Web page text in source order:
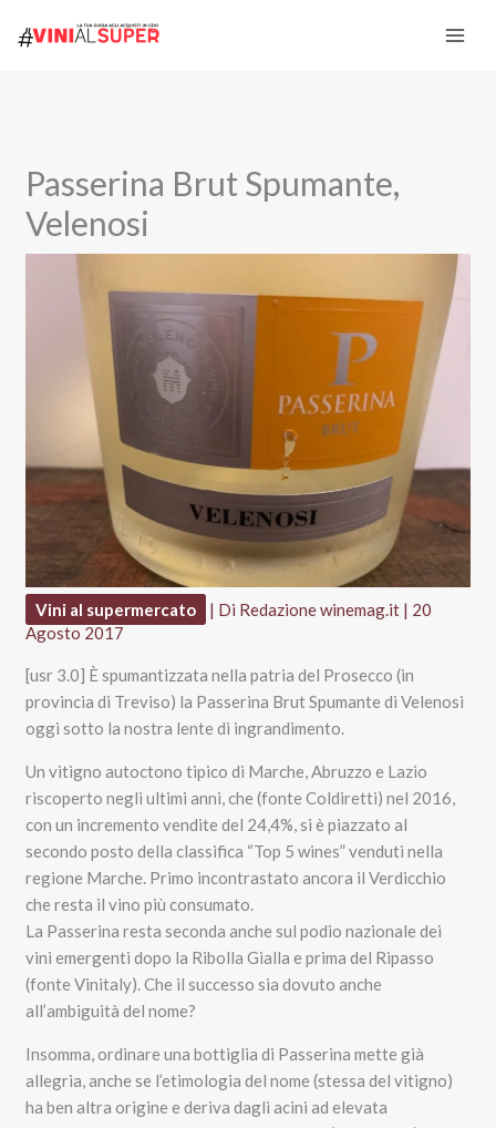
Passerina Brut Spumante,
Velenosi
Vini al supermercato | Di Redazione winemag.it | 20
Agosto 2017
[usr 3.0] È spumantizzata nella patria del Prosecco (in
provincia di Treviso) la Passerina Brut Spumante di Velenosi
oggi sotto la nostra lente di ingrandimento.
Un vitigno autoctono tipico di Marche, Abruzzo e Lazio
riscoperto negli ultimi anni, che (fonte Coldiretti) nel 2016,
con un incremento vendite del 24,4%, si è piazzato al
secondo posto della classifica “Top 5 wines” venduti nella
regione Marche. Primo incontrastato ancora il Verdicchio
che resta il vino più consumato.
La Passerina resta seconda anche sul podio nazionale dei
vini emergenti dopo la Ribolla Gialla e prima del Ripasso
(fonte Vinitaly). Che il successo sia dovuto anche
all’ambiguità del nome?
Insomma, ordinare una bottiglia di Passerina mette già
allegria, anche se l’etimologia del nome (stessa del vitigno)
ha ben altra origine e deriva dagli acini ad elevata